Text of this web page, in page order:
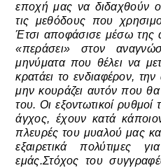
εποχή μας να διδαχθούν
τις μεθόδους που
Έτσι αποφάσισε μέσω της
«περάσει» στον
μηνύματα που θέλει να
κρατάει το ενδιαφέρον,
μην κουράζει αυτόν που θα
του. Οι εξοντωτικοί
άγχος, έχουν κατά
πλευρές του μυαλού μας
εξαιρετικά
εμάς.Στόχος του